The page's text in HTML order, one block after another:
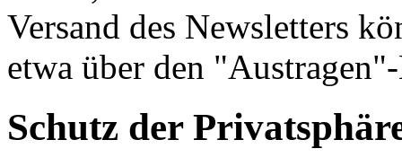
Versand des Newsletters
etwa über den
Schutz der